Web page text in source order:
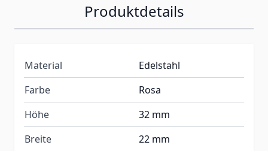
Produktdetails
Material
Edelstahl
Farbe
Rosa
Höhe
32 mm
Breite
22 mm